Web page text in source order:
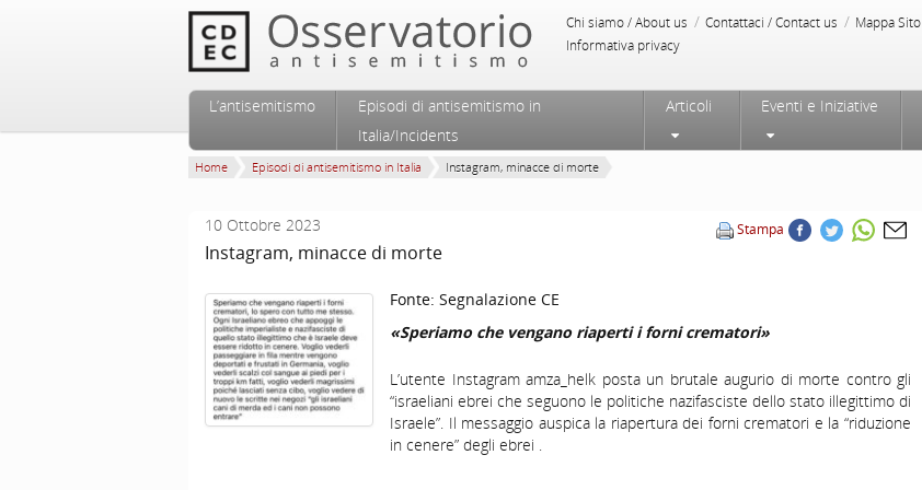
Chi siamo / About us / Contattaci / Contact us / Mappa Sito
Informativa privacy
Menu principale
Vai al contenuto principale
Vai al contenuto secondario
L’antisemitismo
Episodi di antisemitismo in
Italia/Incidents
Articoli Eventi e Iniziative
Home Episodi di antisemitismo in Italia Instagram, minacce di morte
Stampa
10 Ottobre 2023
Instagram, minacce di morte
Fonte: Segnalazione CE
«Speriamo che vengano riaperti i forni crematori»
L’utente Instagram amza_helk posta un brutale augurio di morte contro gli
“israeliani ebrei che seguono le politiche nazifasciste dello stato illegittimo di
Israele”. Il messaggio auspica la riapertura dei forni crematori e la “riduzione
in cenere” degli ebrei .